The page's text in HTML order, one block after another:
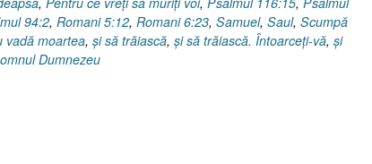
94:2, Romani 5:12, Romani 6:23, Samuel, Saul, Scumpă
vadă moartea, şi să trăiască, şi să trăiască. Întoarceţi-vă, şi
Dumnezeu